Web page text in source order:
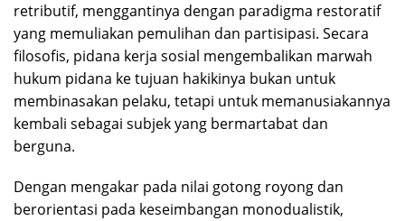
retributif, menggantinya dengan paradigma restoratif
yang memuliakan pemulihan dan partisipasi. Secara
filosofis, pidana kerja sosial mengembalikan marwah
hukum pidana ke tujuan hakikinya bukan untuk
membinasakan pelaku, tetapi untuk memanusiakannya
kembali sebagai subjek yang bermartabat dan
berguna.
Dengan mengakar pada nilai gotong royong dan
berorientasi pada keseimbangan monodualistik,